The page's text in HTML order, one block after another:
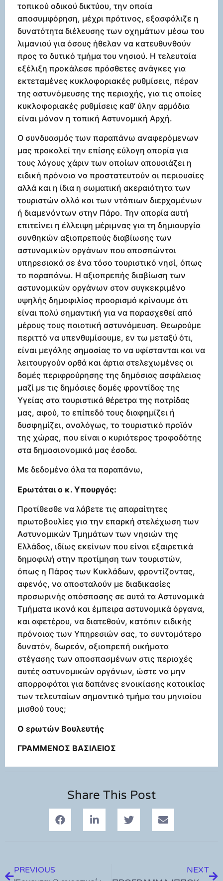
τοπικού οδικού δικτύου, την οποία
αποσυμφόρηση, μέχρι πρότινος, εξασφάλιζε η
δυνατότητα διέλευσης των οχημάτων μέσω του
λιμανιού για όσους ήθελαν να κατευθυνθούν
προς το δυτικό τμήμα του νησιού. Η τελευταία
εξέλιξη προκάλεσε πρόσθετες ανάγκες για
εκτεταμένες κυκλοφοριακές ρυθμίσεις, πέραν
της αστυνόμευσης της περιοχής, για τις οποίες
κυκλοφοριακές ρυθμίσεις καθ’ ύλην αρμόδια
είναι μόνον η τοπική Αστυνομική Αρχή.
Ο συνδυασμός των παραπάνω αναφερόμενων
μας προκαλεί την επίσης εύλογη απορία για
τους λόγους χάριν των οποίων απουσιάζει η
ειδική πρόνοια να προστατευτούν οι περιουσίες
αλλά και η ίδια η σωματική ακεραιότητα των
τουριστών αλλά και των ντόπιων διερχομένων
ή διαμενόντων στην Πάρο. Την απορία αυτή
επιτείνει η έλλειψη μέριμνας για τη δημιουργία
συνθηκών αξιοπρεπούς διαβίωσης των
αστυνομικών οργάνων που αποσπώνται
υπηρεσιακά σε ένα τόσο τουριστικό νησί, όπως
το παραπάνω. Η αξιοπρεπής διαβίωση των
αστυνομικών οργάνων στον συγκεκριμένο
υψηλής δημοφιλίας προορισμό κρίνουμε ότι
είναι πολύ σημαντική για να παρασχεθεί από
μέρους τους ποιοτική αστυνόμευση. Θεωρούμε
περιττό να υπενθυμίσουμε, εν τω μεταξύ ότι,
είναι μεγάλης σημασίας το να υφίστανται και να
λειτουργούν ορθά και άρτια στελεχωμένες οι
δομές περιφρούρησης της δημόσιας ασφάλειας
μαζί με τις δημόσιες δομές φροντίδας της
Υγείας στα τουριστικά θέρετρα της πατρίδας
μας, αφού, το επίπεδό τους διαφημίζει ή
δυσφημίζει, αναλόγως, το τουριστικό προϊόν
της χώρας, που είναι ο κυριότερος τροφοδότης
στα δημοσιονομικά μας έσοδα.
Με δεδομένα όλα τα παραπάνω,
Ερωτάται ο κ. Υπουργός:
Προτίθεσθε να λάβετε τις απαραίτητες
πρωτοβουλίες για την επαρκή στελέχωση των
Αστυνομικών Τμημάτων των νησιών της
Ελλάδας, ιδίως εκείνων που είναι εξαιρετικά
δημοφιλή στην προτίμηση των τουριστών,
όπως η Πάρος των Κυκλάδων, φροντίζοντας,
αφενός, να αποσταλούν με διαδικασίες
προσωρινής απόσπασης σε αυτά τα Αστυνομικά
Τμήματα ικανά και έμπειρα αστυνομικά όργανα,
και αφετέρου, να διατεθούν, κατόπιν ειδικής
πρόνοιας των Υπηρεσιών σας, το συντομότερο
δυνατόν, δωρεάν, αξιοπρεπή οικήματα
στέγασης των αποσπασμένων στις περιοχές
αυτές αστυνομικών οργάνων, ώστε να μην
απορροφάται για δαπάνες ενοικίασης κατοικίας
των τελευταίων σημαντικό τμήμα του μηνιαίου
μισθού τους;
Ο ερωτών Βουλευτής
ΓΡΑΜΜΕΝΟΣ ΒΑΣΙΛΕΙΟΣ
Share This Post
PREVIOUS NEXT